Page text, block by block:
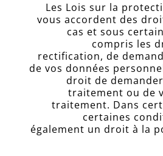
Les Lois sur la
vous accordent des
cas et sous
compris les
rectification, de
de vos données
droit de
traitement ou de
traitement. Dans
certaines
également un droit à la